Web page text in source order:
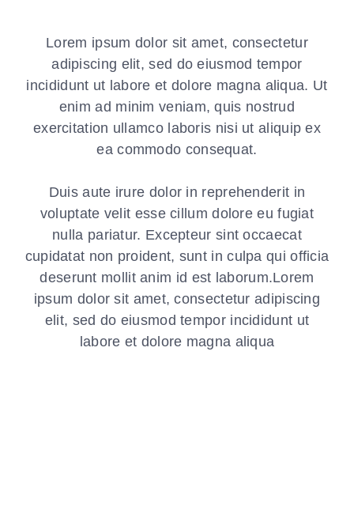
Lorem ipsum dolor sit amet, consectetur
adipiscing elit, sed do eiusmod tempor
incididunt ut labore et dolore magna aliqua. Ut
enim ad minim veniam, quis nostrud
exercitation ullamco laboris nisi ut aliquip ex
ea commodo consequat.
Duis aute irure dolor in reprehenderit in
voluptate velit esse cillum dolore eu fugiat
nulla pariatur. Excepteur sint occaecat
cupidatat non proident, sunt in culpa qui officia
deserunt mollit anim id est laborum.Lorem
ipsum dolor sit amet, consectetur adipiscing
elit, sed do eiusmod tempor incididunt ut
labore et dolore magna aliqua